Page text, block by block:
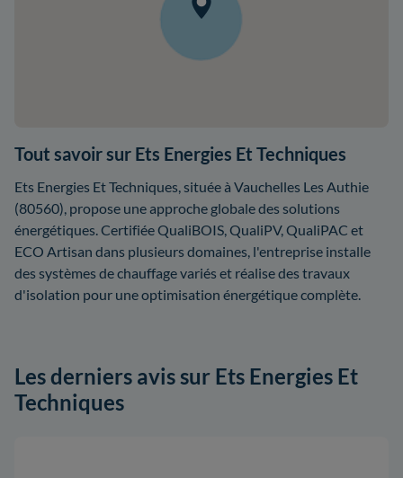
Tout savoir sur Ets Energies Et Techniques
Ets Energies Et Techniques, située à Vauchelles Les Authie
(80560), propose une approche globale des solutions
énergétiques. Certifiée QualiBOIS, QualiPV, QualiPAC et
ECO Artisan dans plusieurs domaines, l'entreprise installe
des systèmes de chauffage variés et réalise des travaux
d'isolation pour une optimisation énergétique complète.
Les derniers avis sur Ets Energies Et
Techniques